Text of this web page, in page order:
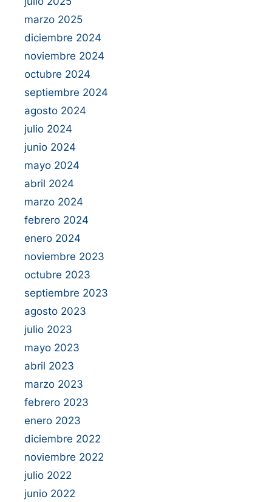
marzo 2025
diciembre 2024
noviembre 2024
octubre 2024
septiembre 2024
agosto 2024
julio 2024
junio 2024
mayo 2024
abril 2024
marzo 2024
febrero 2024
enero 2024
noviembre 2023
octubre 2023
septiembre 2023
agosto 2023
julio 2023
mayo 2023
abril 2023
marzo 2023
febrero 2023
enero 2023
diciembre 2022
noviembre 2022
julio 2022
junio 2022